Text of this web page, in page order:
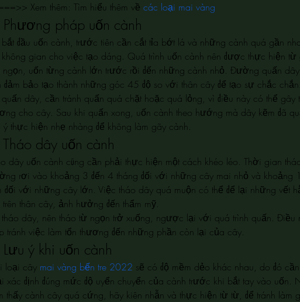
Xem thêm: Tìm hiểu thêm về các loại mai vàng
pháp uốn cành
bắt đầu uốn cành, trước tiên cần cắt tỉa bớt lá và những cành quá gần
không gian cho việc tạo dáng. Quá trình uốn cành nên được thực hiện từ
ngọn, uốn từng cành lớn trước rồi đến những cành nhỏ. Đường quấn dây
đảm bảo tạo thành những góc 45 độ so với thân cây để tạo sự chắc chắn.
quấn dây, cần tránh quấn quá chặt hoặc quá lỏng, vì điều này có thể gây
cho cây. Sau khi quấn xong, uốn cành theo hướng mà dây kẽm đã
ý thực hiện nhẹ nhàng để không làm gãy cành.
dây uốn cành
dây uốn cành cũng cần phải thực hiện một cách khéo léo. Thời gian
rơi vào khoảng 3 đến 4 tháng đối với những cây mai nhỏ và khoảng 1
đối với những cây lớn. Việc tháo dây quá muộn có thể để lại những vết
trên thân cây, ảnh hưởng đến thẩm mỹ.
tháo dây, nên tháo từ ngọn trở xuống, ngược lại với quá trình quấn. Điều
tránh việc làm tổn thương đến những phần còn lại của cây.
ý khi uốn cành
loại cây mai vàng bến tre 2022 sẽ có độ mềm dẻo khác nhau, do đó cần
xác định đúng mức độ uyển chuyển của cành trước khi bắt tay vào uốn.
thấy cành cây quá cứng, hãy kiên nhẫn và thực hiện từ từ, để tránh làm